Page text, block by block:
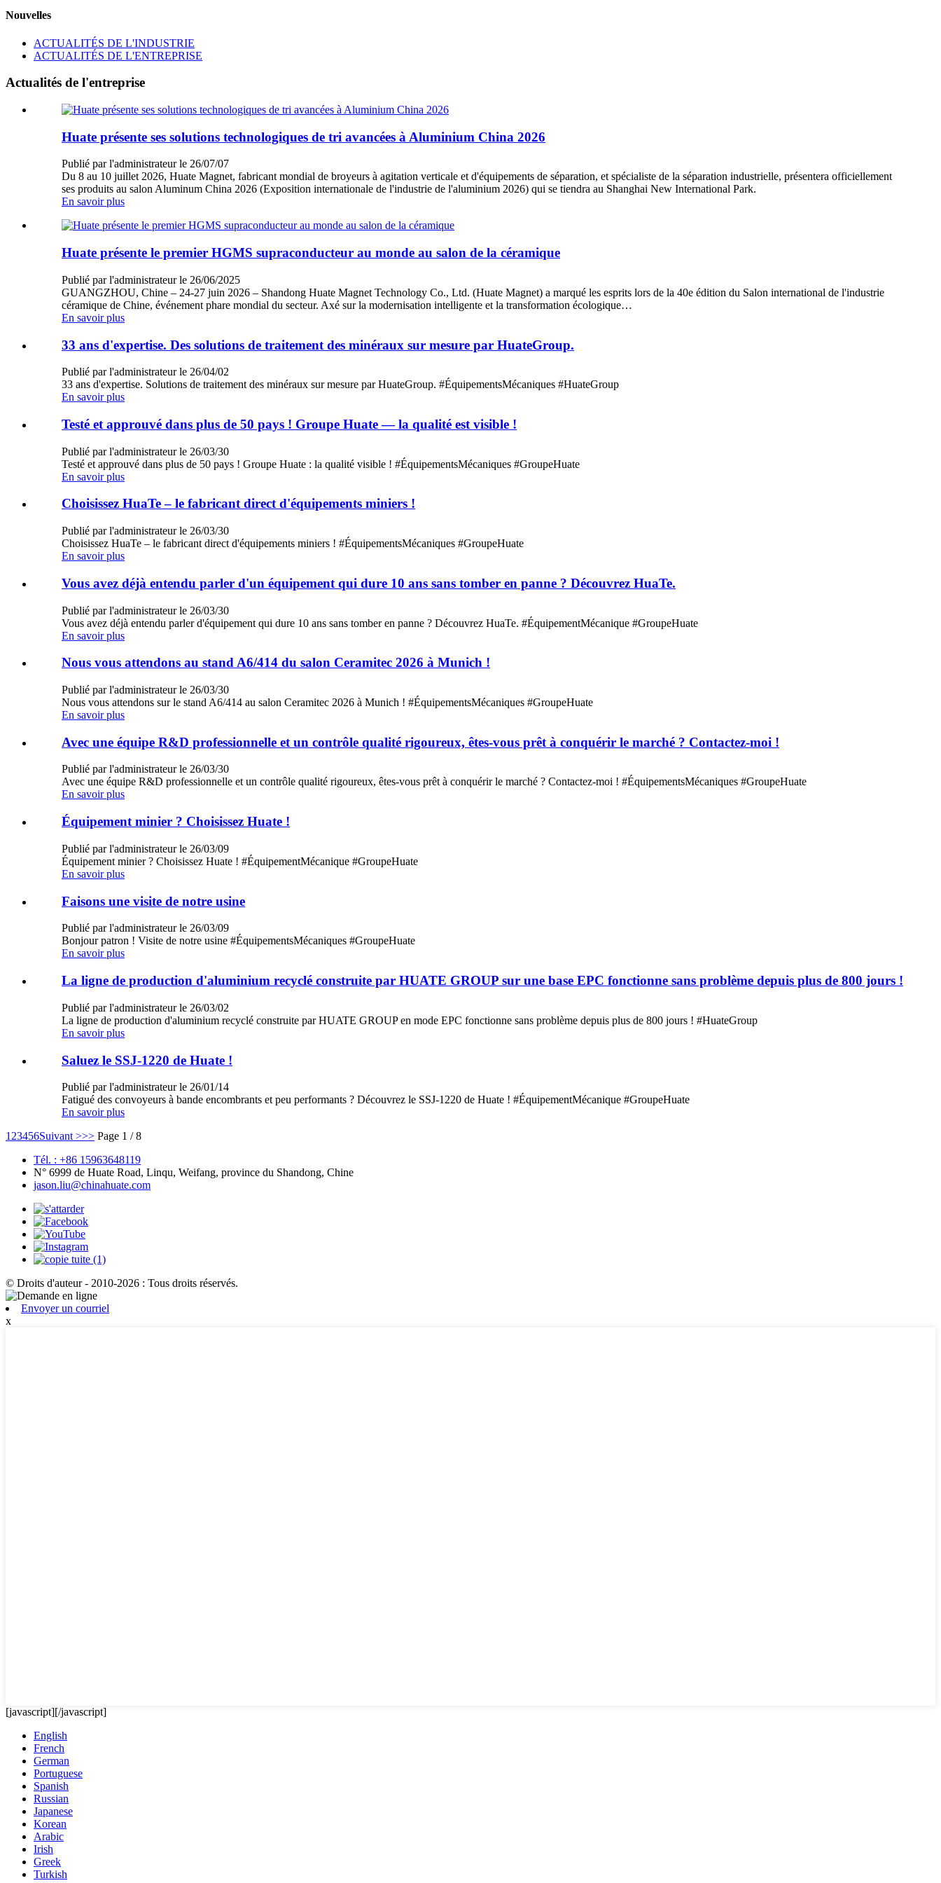
Nouvelles
ACTUALITÉS DE L'INDUSTRIE
ACTUALITÉS DE L'ENTREPRISE
Actualités de l'entreprise
Huate présente ses solutions technologiques de tri avancées à Aluminium China 2026
Publié par l'administrateur le 26/07/07
Du 8 au 10 juillet 2026, Huate Magnet, fabricant mondial de broyeurs à agitation verticale et d'équipements de séparation, et spécialiste de la séparation industrielle, présentera officiellement
ses produits au salon Aluminum China 2026 (Exposition internationale de l'industrie de l'aluminium 2026) qui se tiendra au Shanghai New International Park.
En savoir plus
Huate présente le premier HGMS supraconducteur au monde au salon de la céramique
Publié par l'administrateur le 26/06/2025
GUANGZHOU, Chine – 24-27 juin 2026 – Shandong Huate Magnet Technology Co., Ltd. (Huate Magnet) a marqué les esprits lors de la 40e édition du Salon international de l'industrie
céramique de Chine, événement phare mondial du secteur. Axé sur la modernisation intelligente et la transformation écologique…
En savoir plus
33 ans d'expertise. Des solutions de traitement des minéraux sur mesure par HuateGroup.
Publié par l'administrateur le 26/04/02
33 ans d'expertise. Solutions de traitement des minéraux sur mesure par HuateGroup. #ÉquipementsMécaniques #HuateGroup
En savoir plus
Testé et approuvé dans plus de 50 pays ! Groupe Huate — la qualité est visible !
Publié par l'administrateur le 26/03/30
Testé et approuvé dans plus de 50 pays ! Groupe Huate : la qualité visible ! #ÉquipementsMécaniques #GroupeHuate
En savoir plus
Choisissez HuaTe – le fabricant direct d'équipements miniers !
Publié par l'administrateur le 26/03/30
Choisissez HuaTe – le fabricant direct d'équipements miniers ! #ÉquipementsMécaniques #GroupeHuate
En savoir plus
Vous avez déjà entendu parler d'un équipement qui dure 10 ans sans tomber en panne ? Découvrez HuaTe.
Publié par l'administrateur le 26/03/30
Vous avez déjà entendu parler d'équipement qui dure 10 ans sans tomber en panne ? Découvrez HuaTe. #ÉquipementMécanique #GroupeHuate
En savoir plus
Nous vous attendons au stand A6/414 du salon Ceramitec 2026 à Munich !
Publié par l'administrateur le 26/03/30
Nous vous attendons sur le stand A6/414 au salon Ceramitec 2026 à Munich ! #ÉquipementsMécaniques #GroupeHuate
En savoir plus
Avec une équipe R&D professionnelle et un contrôle qualité rigoureux, êtes-vous prêt à conquérir le marché ? Contactez-moi !
Publié par l'administrateur le 26/03/30
Avec une équipe R&D professionnelle et un contrôle qualité rigoureux, êtes-vous prêt à conquérir le marché ? Contactez-moi ! #ÉquipementsMécaniques #GroupeHuate
En savoir plus
Équipement minier ? Choisissez Huate !
Publié par l'administrateur le 26/03/09
Équipement minier ? Choisissez Huate ! #ÉquipementMécanique #GroupeHuate
En savoir plus
Faisons une visite de notre usine
Publié par l'administrateur le 26/03/09
Bonjour patron ! Visite de notre usine #ÉquipementsMécaniques #GroupeHuate
En savoir plus
La ligne de production d'aluminium recyclé construite par HUATE GROUP sur une base EPC fonctionne sans problème depuis plus de 800 jours !
Publié par l'administrateur le 26/03/02
La ligne de production d'aluminium recyclé construite par HUATE GROUP en mode EPC fonctionne sans problème depuis plus de 800 jours ! #HuateGroup
En savoir plus
Saluez le SSJ-1220 de Huate !
Publié par l'administrateur le 26/01/14
Fatigué des convoyeurs à bande encombrants et peu performants ? Découvrez le SSJ-1220 de Huate ! #ÉquipementMécanique #GroupeHuate
En savoir plus
1 23456Suivant >>> Page 1 / 8
Tél. : +86 15963648119
N° 6999 de Huate Road, Linqu, Weifang, province du Shandong, Chine
jason.liu@chinahuate.com
© Droits d'auteur - 2010-2026 : Tous droits réservés.
Envoyer un courriel
x
[javascript][/javascript]
English
French
German
Portuguese
Spanish
Russian
Japanese
Korean
Arabic
Irish
Greek
Turkish